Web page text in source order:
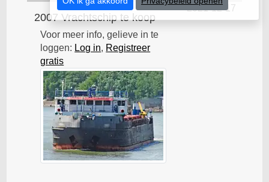
2021-12-17
2007 Vrachtschip te koop
Voor meer info, gelieve in te
loggen: Log in, Registreer
gratis